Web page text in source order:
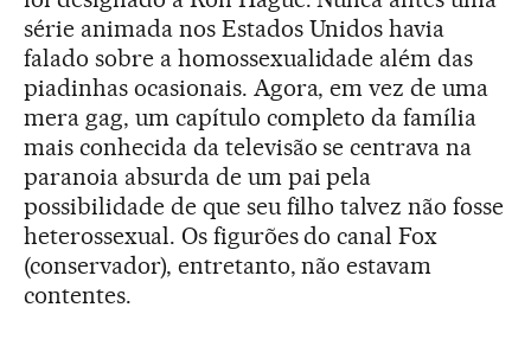
série animada nos Estados Unidos havia
falado sobre a homossexualidade além das
piadinhas ocasionais. Agora, em vez de uma
mera gag, um capítulo completo da família
mais conhecida da televisão se centrava na
paranoia absurda de um pai pela
possibilidade de que seu filho talvez não fosse
heterossexual. Os figurões do canal Fox
(conservador), entretanto, não estavam
contentes.